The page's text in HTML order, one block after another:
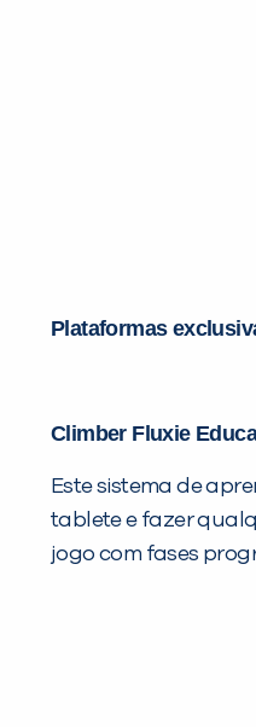
Plataformas
Climber Fluxie
Este sistema de
tablete e fazer
jogo com fases